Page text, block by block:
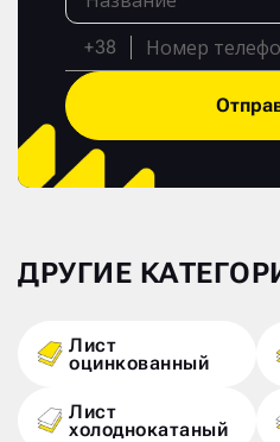
+38
ДРУГИЕ
Лист
оцинкованный
Лист
холоднокатаный